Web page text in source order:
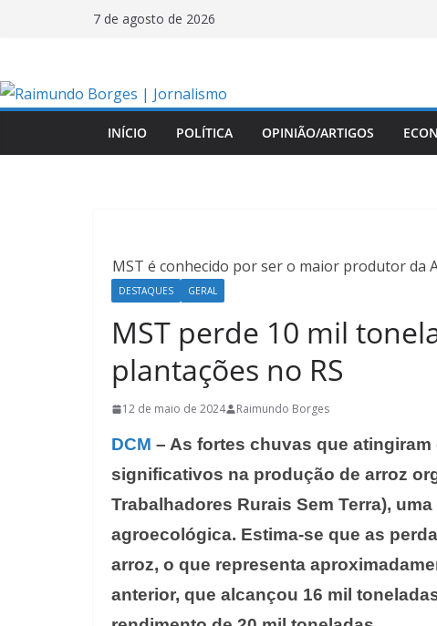
conteúdo
7 de agosto de 2026
INÍCIO POLÍTICA OPINIÃO/ARTIGOS
MST é conhecido por ser o maior produtor da
DESTAQUES GERAL
MST perde 10 mil
plantações no RS
12 de maio de 2024 Raimundo Borges
DCM – As fortes chuvas que
significativos na produção de arroz
Trabalhadores Rurais Sem Terra),
agroecológica. Estima-se que as
arroz, o que representa
anterior, que alcançou 16 mil